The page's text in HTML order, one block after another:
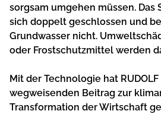
sorgsam umgehen müssen. Das
sich doppelt geschlossen und
Grundwasser nicht.
oder Frostschutzmittel werden
Mit der Technologie hat
wegweisenden Beitrag zur
Transformation der Wirtschaft